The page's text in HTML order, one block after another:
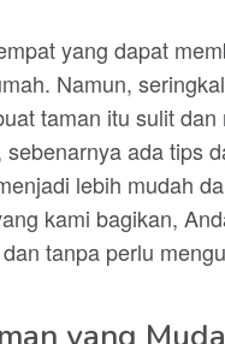
yang dapat
Namun,
taman itu sulit
ada tips
lebih mudah
kami bagikan,
tanpa perlu